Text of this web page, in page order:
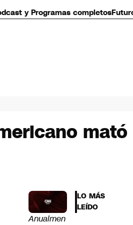
y Programas completos
Anualmen
LO MÁS
LEÍDO